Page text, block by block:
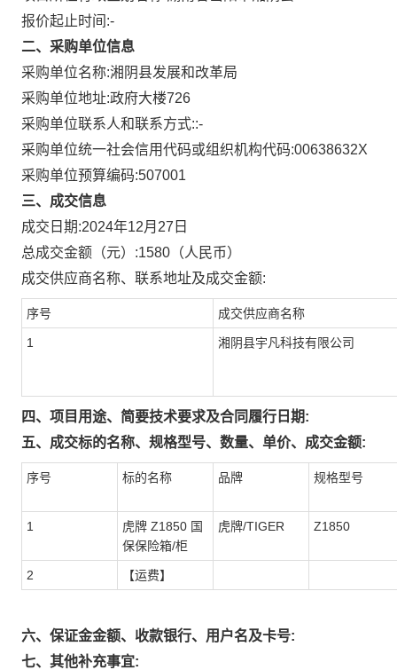
报价起止时间:-
二、采购单位信息
采购单位名称:湘阴县发展和改革局
采购单位地址:政府大楼726
采购单位联系人和联系方式::-
采购单位统一社会信用代码或组织机构代码:00638632X
采购单位预算编码:507001
三、成交信息
成交日期:2024年12月27日
总成交金额（元）:1580 （人民币）
成交供应商名称、联系地址及成交金额:
序号 成交供应商名称
1 湘阴县宇凡科技有限公司
四、项目用途、简要技术要求及合同履行日期:
五、成交标的名称、规格型号、数量、单价、成交金额:
序号 标的名称 品牌 规格型号
1
虎牌 Z1850 国
保保险箱/柜
虎牌/TIGER Z1850
2 【运费】
六、保证金金额、收款银行、用户名及卡号:
七、其他补充事宜: